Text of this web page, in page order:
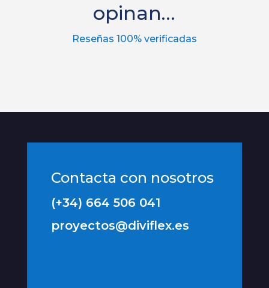
opinan…
Reseñas 100% verificadas
Contacta con nosotros
(+34) 664 506 041
proyectos@diviflex.es